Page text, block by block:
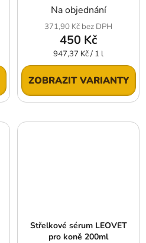
Na objednání
371,90 Kč bez DPH
450 Kč
Měrná
cena:
947,37 Kč / 1 l
ZOBRAZIT VARIANTY
Střelkové sérum LEOVET
pro koně 200ml